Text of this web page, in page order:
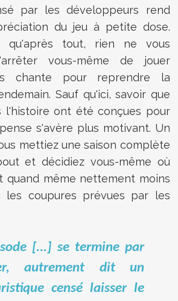
par les développeurs rend
du jeu à petite dose.
tout, rien ne vous
vous-même de jouer
chante pour reprendre la
Sauf qu'ici, savoir que
l'histoire ont été conçues pour
s'avère plus motivant. Un
mettiez une saison complète
et décidiez vous-même où
quand même nettement moins
les coupures prévues par les
[...] se termine par
autrement dit un
censé laisser le